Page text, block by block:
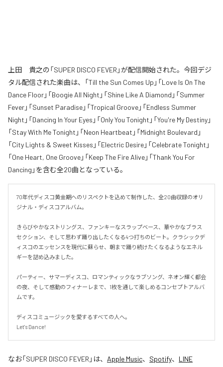
上田 貴之の「SUPER DISCO FEVER」が配信開始された。今回デジ
タル配信された楽曲は、「Till the Sun Comes Up」「Love Is On The
Dance Floor」「Boogie All Night」「Shine Like A Diamond」「Summer
Fever」「Sunset Paradise」「Tropical Groove」「Endless Summer
Night」「Dancing In Your Eyes」「Only You Tonight」「You're My Destiny」
「Stay With Me Tonight」「Neon Heartbeat」「Midnight Boulevard」
「City Lights & Sweet Kisses」「Electric Desire」「Celebrate Tonight」
「One Heart, One Groove」「Keep The Fire Alive」「Thank You For
Dancing」を含む全20曲となっている。
70年代ディスコ黄金期へのリスペクトを込めて制作した、全20曲収録のオリ
ジナル・ディスコアルバム。
きらびやかなストリングス、ファンキーなスラップベース、華やかなブラス
セクション、そして思わず踊り出したくなる4つ打ちのビート。クラシックデ
ィスコのエッセンスを現代に蘇らせ、朝まで踊り続けたくなるようなエネル
ギーを詰め込みました。
パーティー、サマーディスコ、ロマンティックなラブソング、ネオン輝く都会
の夜、そして感動のフィナーレまで、1枚を通して楽しめるコンセプトアルバ
ムです。
ディスコミュージックを愛するすべての人へ。
Let's Dance!
なお「SUPER DISCO FEVER 」は、 Apple Music、 Spotify、 LINE